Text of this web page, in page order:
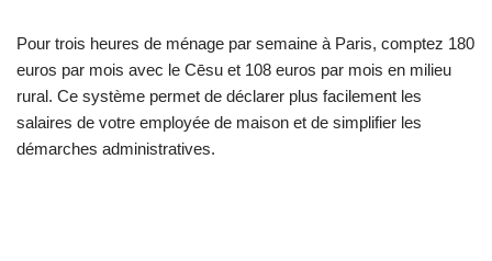
Pour trois heures de ménage par semaine à Paris, comptez 180
euros par mois avec le Cēsu et 108 euros par mois en milieu
rural. Ce système permet de déclarer plus facilement les
salaires de votre employée de maison et de simplifier les
démarches administratives.